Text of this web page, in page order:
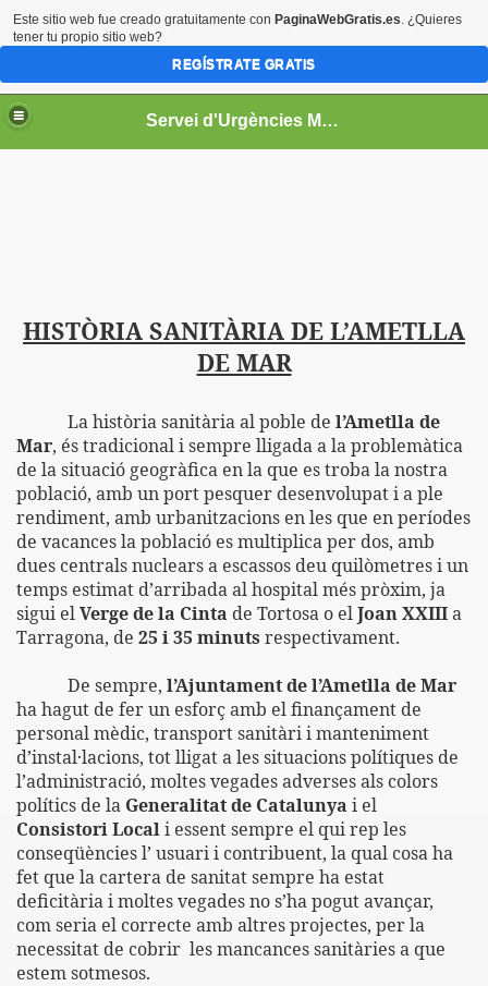
Servei d'Urgències Municipal
HISTÒRIA SANITÀRIA DE L’AMETLLA
DE MAR
La història sanitària al poble del’Ametlla de
Mar, és tradicional i sempre lligada a la problemàtica
de la situació geogràfica en la que es troba la nostra
població, amb un port pesquer desenvolupat i a ple
rendiment, amb urbanitzacions en les que en períodes
de vacances la població es multiplica per dos, amb
dues centrals nuclears a escassos deu quilòmetres i un
temps estimat d’arribada al hospital més pròxim, ja
sigui elVerge dela Cinta de Tortosa o elJoan XXIIIa
Tarragona, de 25 i 35 minuts respectivament.
De sempre,l’Ajuntament de l’Ametlla de Mar
ha hagut de fer un esforç amb el finançament de
personal mèdic, transport sanitàri i manteniment
d’instal·lacions, tot lligat a les situacions polítiques de
l’administració, moltes vegades adverses als colors
polítics de la Generalitatde Catalunya i el
Consistori Locali essent sempre el qui rep les
conseqüències l’ usuari i contribuent, la qual cosa ha
fet que la cartera de sanitat sempre ha estat
deficitària i moltes vegades no s’ha pogut avançar,
com seria el correcte amb altres projectes, per la
necessitat de cobrir les mancances sanitàries a que
estem sotmesos.
Este sitio web fue creado gratuitamente con PaginaWebGratis.es. ¿Quieres
tener tu propio sitio web?
REGÍSTRATE GRATIS